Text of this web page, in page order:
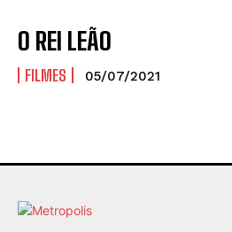
O REI LEÃO
FILMES 05/07/2021